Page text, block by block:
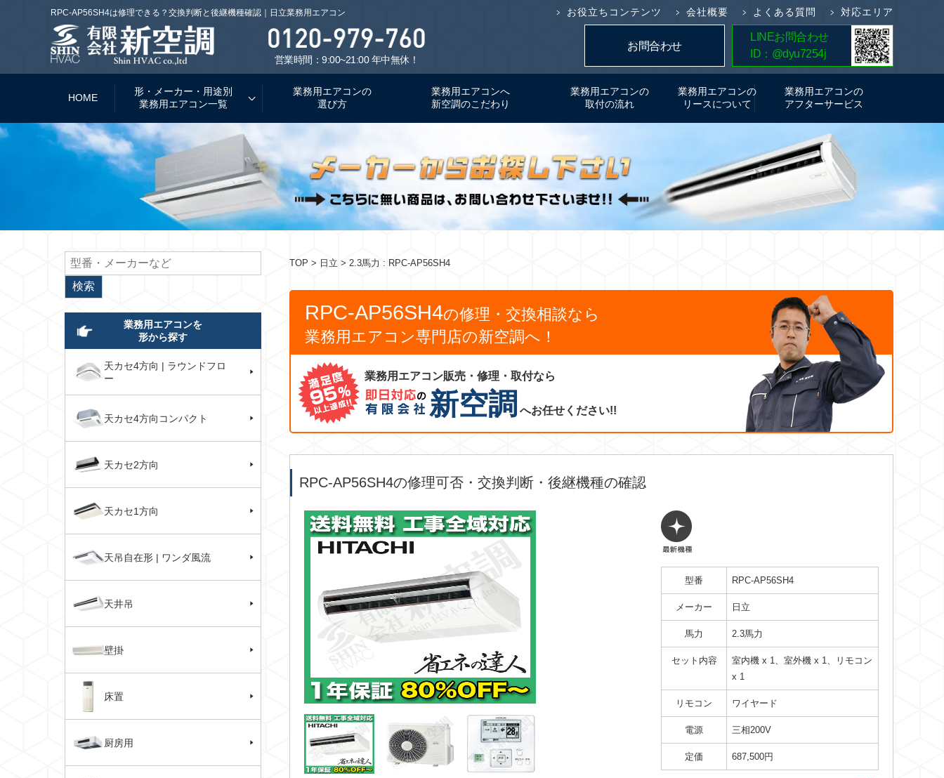
RPC-AP56SH4は修理できる？交換判断と後継機種確認｜日立業務用エアコン お役立ちコンテンツ 会社概要 よくある質問 対応エリア
営業時間：9:00~21:00 年中無休！
簡単5分！
お見積り
お問合わせ
LINEお問合わせ
ID：@dyu7254j
HOME
形・メーカー・用途別
業務用エアコン一覧
業務用エアコンの
選び方
業務用エアコンへ
新空調のこだわり
業務用エアコンの
取付の流れ
業務用エアコンの
リースについて
業務用エアコンの
アフターサービス
TOP > 日立 > 2.3馬力 : RPC-AP56SH4
RPC-AP56SH4の修理・交換相談なら
業務用エアコン専門店の新空調へ！
業務用エアコン販売・修理・取付なら
新空調 へお任せください!!
RPC-AP56SH4の修理可否・交換判断・後継機種の確認
型番 RPC-AP56SH4
メーカー 日立
馬力 2.3馬力
セット内容
室内機 x 1、室外機 x 1、リモコン
x 1
リモコン ワイヤード
電源 三相200V
定価 687,500円
業務用エアコンを
形から探す
天カセ4方向 | ラウンドフロ
ー
天カセ4方向コンパクト
天カセ2方向
天カセ1方向
天吊自在形 | ワンダ風流
天井吊
壁掛
床置
厨房用